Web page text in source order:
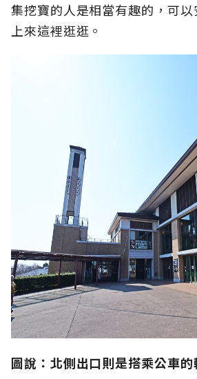
集挖寶的人是相當有趣的，可
上來這裡逛逛。
圖說：北側出口則是搭乘公車的